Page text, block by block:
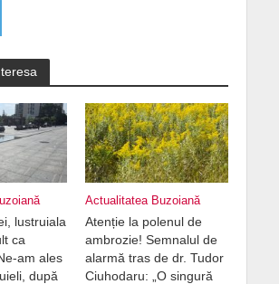
lustruiala
ca
am ales
după
Actualitatea Buzoiană
Atenție la polenul de
ambrozie! Semnalul de
alarmă tras de dr. Tudor
Ciuhodaru: „O singură